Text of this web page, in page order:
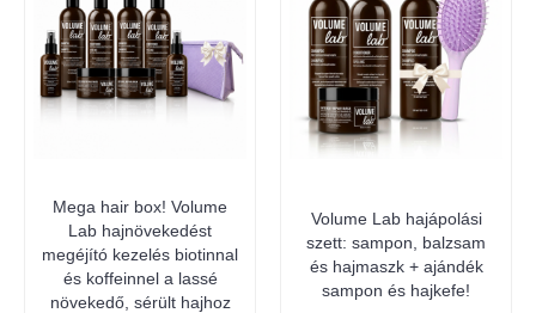
Mega hair box! Volume
Lab hajnövekedést
megéjító kezelés biotinnal
és koffeinnel a lassé
növekedő, sérült hajhoz
Volume Lab hajápolási
szett: sampon, balzsam
és hajmaszk + ajándék
sampon és hajkefe!